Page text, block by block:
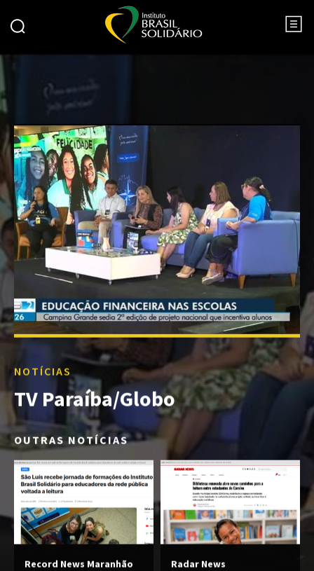
NOTÍCIAS
TV Paraíba/Globo
OUTRAS NOTÍCIAS
Record News Maranhão Radar News